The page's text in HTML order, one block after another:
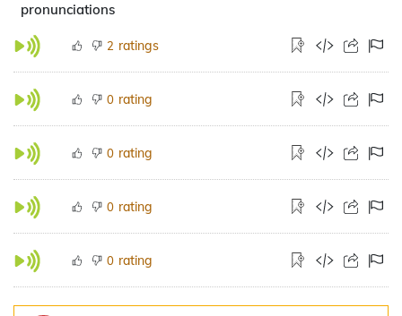
pronunciations
2 ratings
0 rating
0 rating
0 rating
0 rating